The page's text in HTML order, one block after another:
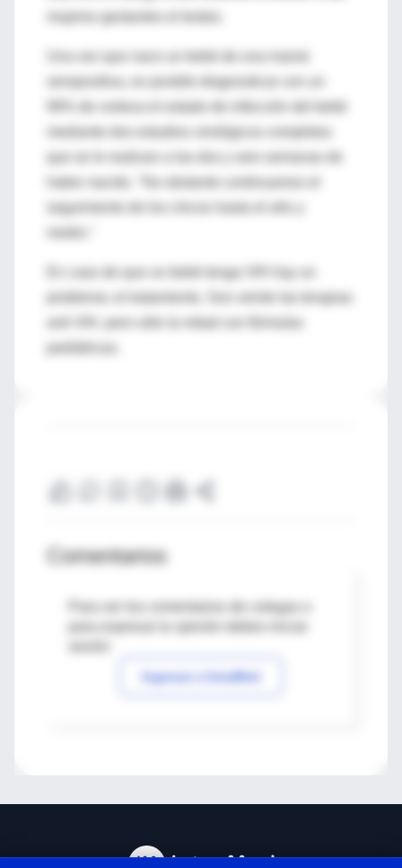
mujeres gestantes el testeo.
seropositiva, es posible diagnosticar con un
mediante dos estudios virológicos completos
seguimiento de los chicos hasta el año y
En caso de que un bebé tenga VIH hay un
problema: el tratamiento. Son veinte las terapias
Comentarios
Para ver los comentarios de colegas o
Ingresar a IntraMed